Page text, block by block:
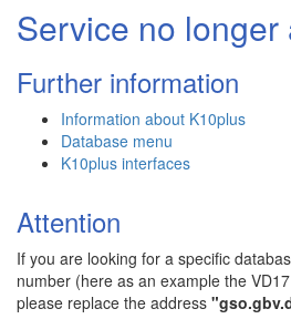
Service no longer
Further information
Information about K10plus
Database menu
K10plus interfaces
Attention
If you are looking for a specific
number (here as an example the
please replace the address